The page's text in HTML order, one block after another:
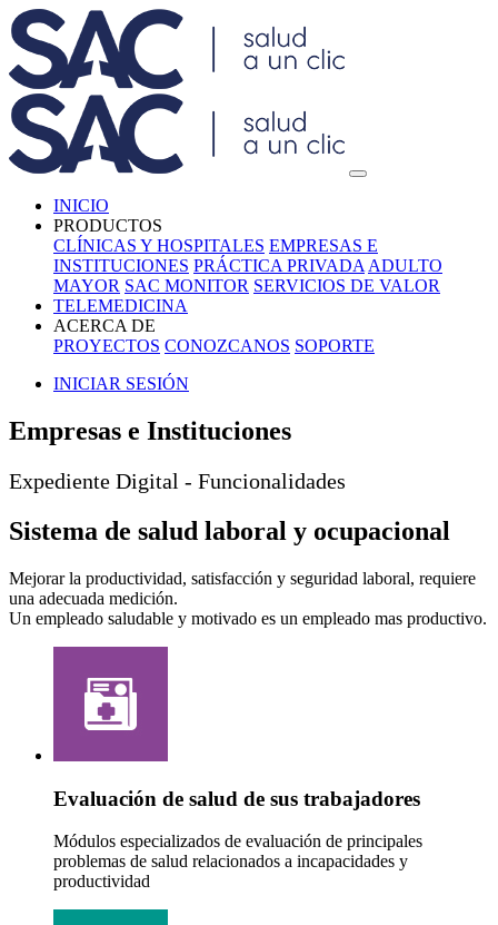
INICIO
PRODUCTOS
CLÍNICAS Y HOSPITALES EMPRESAS E
INSTITUCIONES PRÁCTICA PRIVADA ADULTO
MAYOR SAC MONITOR SERVICIOS DE VALOR
TELEMEDICINA
ACERCA DE
PROYECTOS CONOZCANOS SOPORTE
INICIAR SESIÓN
Empresas e Instituciones
Expediente Digital - Funcionalidades
Sistema de salud laboral y ocupacional
Mejorar la productividad, satisfacción y seguridad laboral, requiere
una adecuada medición.
Un empleado saludable y motivado es un empleado mas productivo.
Evaluación de salud de sus trabajadores
Módulos especializados de evaluación de principales
problemas de salud relacionados a incapacidades y
productividad